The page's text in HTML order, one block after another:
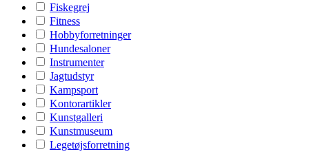
Fiskegrej
Fitness
Hobbyforretninger
Hundesaloner
Instrumenter
Jagtudstyr
Kampsport
Kontorartikler
Kunstgalleri
Kunstmuseum
Legetøjsforretning